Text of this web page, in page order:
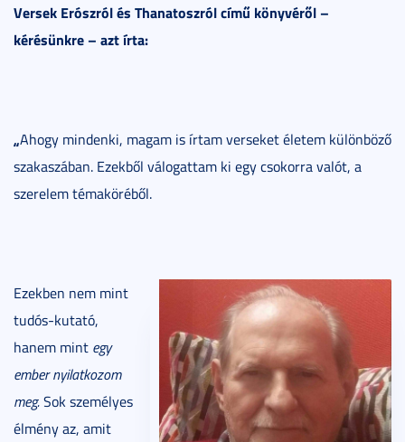
Versek Erószról és Thanatoszról című könyvéről –
kérésünkre – azt írta:
„Ahogy mindenki, magam is írtam verseket életem különböző
szakaszában. Ezekből válogattam ki egy csokorra valót, a
szerelem témaköréből.
Ezekben nem mint
tudós-kutató,
hanem mint egy
ember nyilatkozom
meg.Sok személyes
élmény az, amit